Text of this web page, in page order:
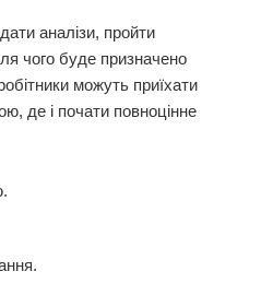
аналізи, пройти
чого буде призначено
можуть приїхати
де і почати повноцінне